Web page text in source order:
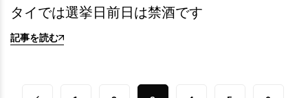
タイでは選挙日前日は禁酒です
記事を読む